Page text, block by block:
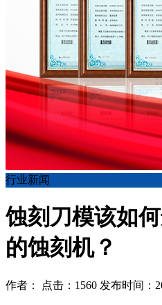
行业新闻
蚀刻刀模该如
的蚀刻机？
作者： 点击：1560 发布时间：